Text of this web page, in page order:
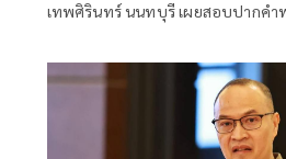
เทพศิรินทร์ นนทบุรี เผยสอบปากคำ
เพื่อน เสพสื่อโซเชียล พบเคยสั่งซื้อ
โรงเรียนแต่ถูกครูยึด เร่งตรวจสอบมือ